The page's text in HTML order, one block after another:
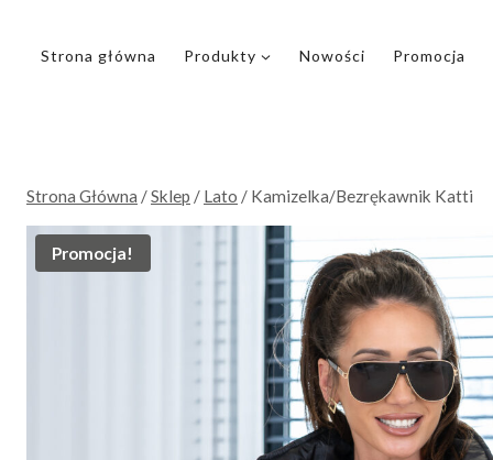
Strona główna Produkty Nowości Promocja
Strona Główna /Sklep / Lato / Kamizelka/Bezrękawnik Katti
Promocja!